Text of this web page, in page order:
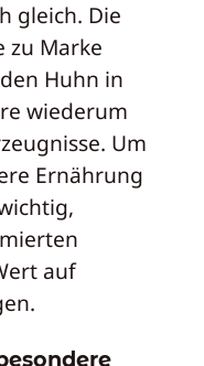
gleich. Die
zu Marke
Huhn in
wiederum
Um
Ernährung
auf